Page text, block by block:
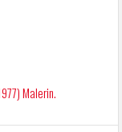
Malerin.